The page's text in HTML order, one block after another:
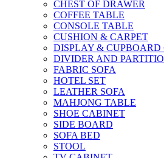
CHEST OF DRAWER
COFFEE TABLE
CONSOLE TABLE
CUSHION & CARPET
DISPLAY &
DIVIDER AND
FABRIC SOFA
HOTEL SET
LEATHER SOFA
MAHJONG TABLE
SHOE CABINET
SIDE BOARD
SOFA BED
STOOL